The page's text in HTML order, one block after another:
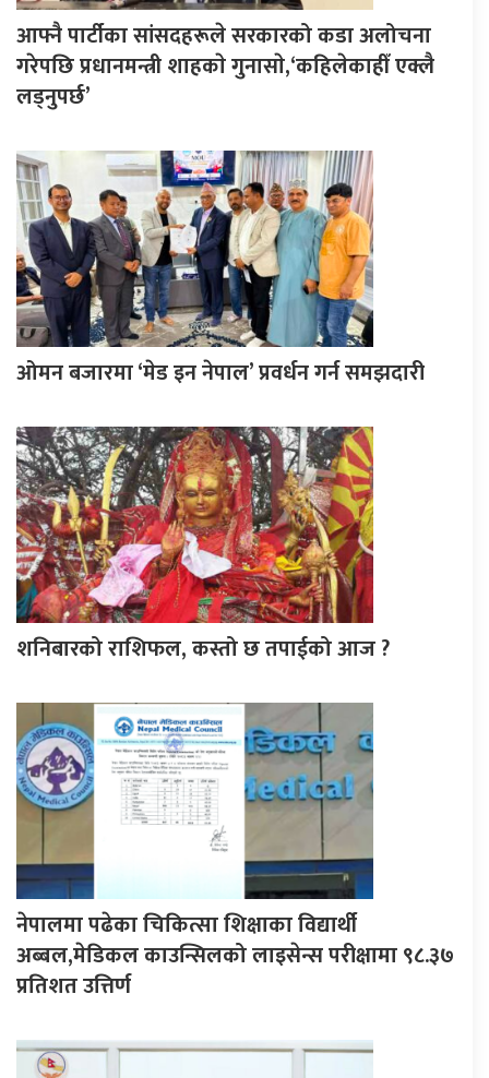
आफ्नै पार्टीका सांसदहरूले सरकारको कडा अलोचना
गरेपछि प्रधानमन्त्री शाहकाे गुनासाे,‘कहिलेकाहीँ एक्लै
लड्नुपर्छ’
ओमन बजारमा ‘मेड इन नेपाल’ प्रवर्धन गर्न समझदारी
शनिबारको राशिफल, कस्तो छ तपाईको आज ?
नेपालमा पढेका चिकित्सा शिक्षाका विद्यार्थी
अब्बल,मेडिकल काउन्सिलको लाइसेन्स परीक्षामा ९८.३७
प्रतिशत उत्तिर्ण